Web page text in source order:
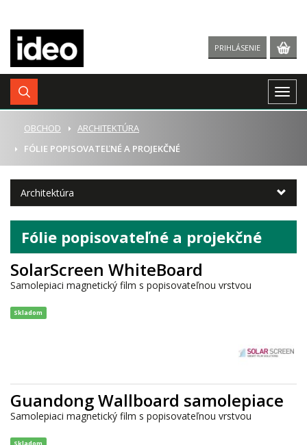
PRIHLÁSENIE
ÚVOD
OBCHOD
ARCHITEKTÚRA
FÓLIE POPISOVATEĽNÉ A PROJEKČNÉ
Architektúra
Fólie popisovateľné a projekčné
SolarScreen WhiteBoard
Samolepiaci magnetický film s popisovateľnou vrstvou
Skladom
Guandong Wallboard samolepiace
Samolepiaci magnetický film s popisovateľnou vrstvou